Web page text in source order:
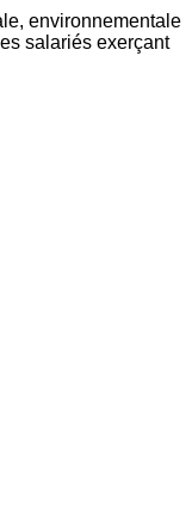
environnementale
salariés exerçant